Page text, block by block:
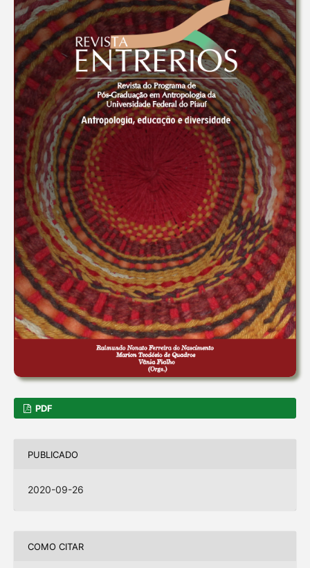
PDF
PUBLICADO
2020-09-26
COMO CITAR